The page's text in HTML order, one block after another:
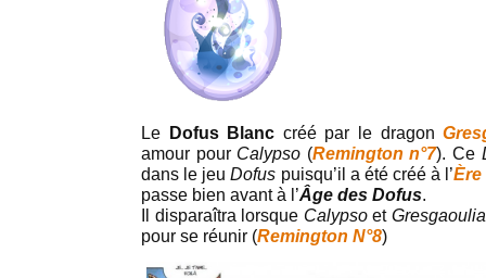
Le Dofus Blanc créé par le dragon
amour pour Calypso (Remington n°7). Ce
dans le jeuDofus puisqu’il a été créé à l’Ère
passe bien avant à l’Âge des Dofus.
Il disparaîtra lorsque Calypsoet
pour se réunir (Remington N°8)